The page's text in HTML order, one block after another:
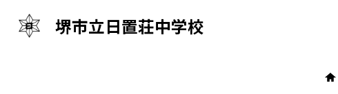
堺市立日置荘中学校